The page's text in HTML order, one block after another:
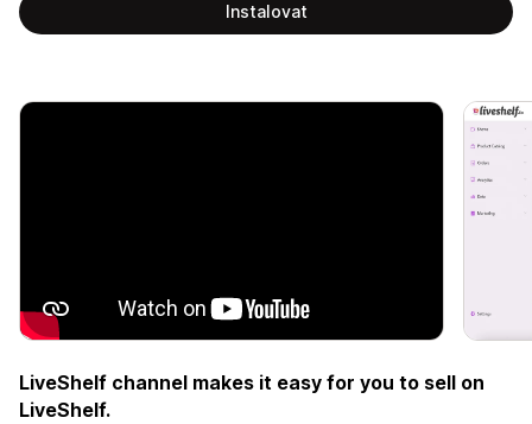
Instalovat
LiveShelf channel makes it easy for you to sell on
LiveShelf.